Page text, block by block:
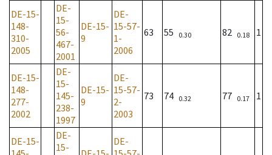
DE-15-
148-
310-
2005
DE-
15-
56-
467-
2001
DE-15-
9
DE-
15-57-
1-
2006
63 55 0.30 82 0.18 1
DE-15-
148-
277-
2002
DE-
15-
145-
238-
1997
DE-15-
9
DE-
15-57-
2-
2003
73 74 0.32 77 0.17 1
DE-15-
DE-
15-
DE-